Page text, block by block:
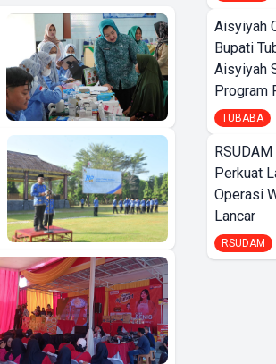
Aisyiyah
Bupati
Aisyiyah
Program
TUBABA
Perkuat
Operasi
Lancar
RSUDAM